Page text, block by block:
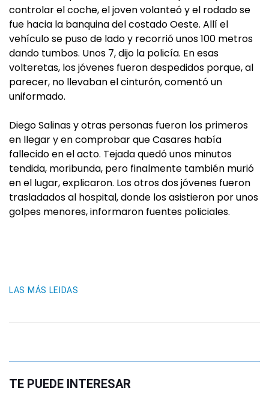
controlar el coche, el joven volanteó y el rodado se
fue hacia la banquina del costado Oeste. Allí el
vehículo se puso de lado y recorrió unos 100 metros
dando tumbos. Unos 7, dijo la policía. En esas
volteretas, los jóvenes fueron despedidos porque, al
parecer, no llevaban el cinturón, comentó un
uniformado.
Diego Salinas y otras personas fueron los primeros
en llegar y en comprobar que Casares había
fallecido en el acto. Tejada quedó unos minutos
tendida, moribunda, pero finalmente también murió
en el lugar, explicaron. Los otros dos jóvenes fueron
trasladados al hospital, donde los asistieron por unos
golpes menores, informaron fuentes policiales.
LAS MÁS LEIDAS
TE PUEDE INTERESAR